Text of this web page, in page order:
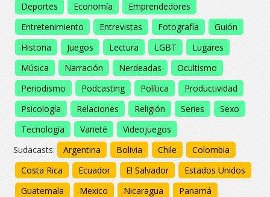
Deportes
Economía
Emprendedores
Entretenimiento
Entrevistas Fotografía
Guión
Historia
Juegos Lectura LGBT
Lugares
Música
Narración Nerdeadas
Ocultismo
Periodismo
Podcasting Política
Productividad
Psicología
Relaciones Religión Series
Sexo
Tecnología
Varieté
Videojuegos
Sudacasts:
Argentina Bolivia Chile
Colombia
Costa Rica
Ecuador El Salvador
Estados Unidos
Guatemala
Mexico Nicaragua
Panamá